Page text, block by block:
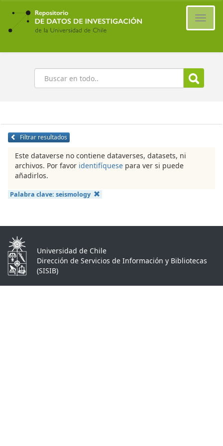
Ir
contenido
principal
Buscar
Filtrar resultados
Este dataverse no contiene dataverses, datasets, ni
archivos. Por favor identifíquese para ver si puede
añadirlos.
Palabra clave: seismology
Universidad de Chile
Dirección de Servicios de Información y Bibliotecas
(SISIB)